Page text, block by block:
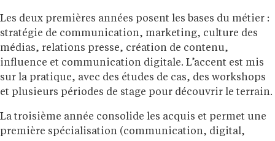
Les deux premières années posent les bases du métier :
stratégie de communication, marketing, culture des
médias, relations presse, création de contenu,
influence et communication digitale. L’accent est mis
sur la pratique, avec des études de cas, des workshops
et plusieurs périodes de stage pour découvrir le terrain.
La troisième année consolide les acquis et permet une
première spécialisation (communication, digital,